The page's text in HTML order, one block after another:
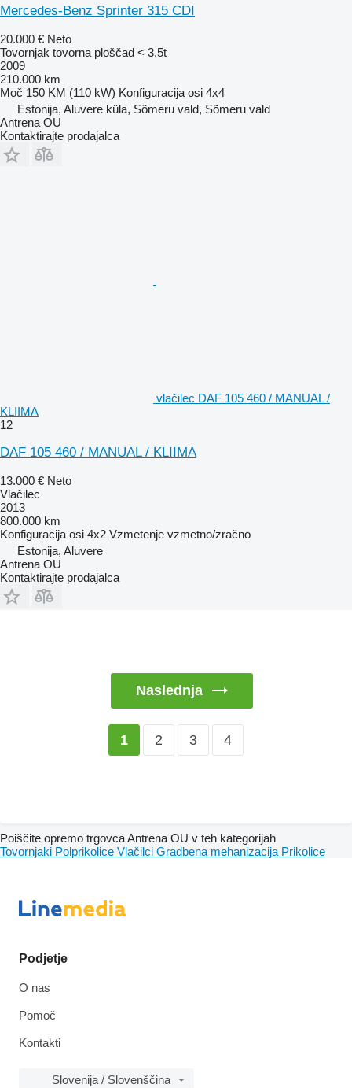
Mercedes-Benz Sprinter 315 CDI
20.000 € Neto
Tovornjak tovorna ploščad < 3.5t
2009
210.000 km
Moč 150 KM (110 kW) Konfiguracija osi 4x4
Estonija, Aluvere küla, Sõmeru vald, Sõmeru vald
Antrena OU
Kontaktirajte prodajalca
vlačilec DAF 105 460 / MANUAL /
KLIIMA
12
DAF 105 460 / MANUAL / KLIIMA
13.000 € Neto
Vlačilec
2013
800.000 km
Konfiguracija osi 4x2 Vzmetenje vzmetno/zračno
Estonija, Aluvere
Antrena OU
Kontaktirajte prodajalca
Naslednja
1 2 3 4
Poiščite opremo trgovca Antrena OU v teh kategorijah
Tovornjaki Polprikolice Vlačilci Gradbena mehanizacija Prikolice
Podjetje
O nas
Pomoč
Kontakti
Slovenija / Slovenščina